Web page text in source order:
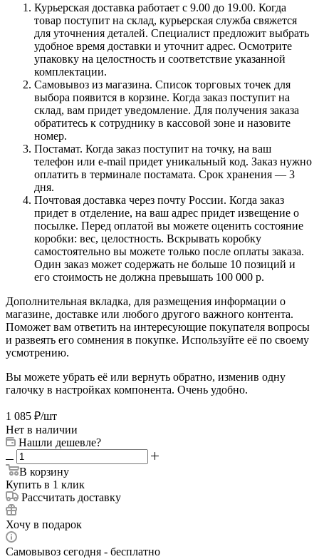
Курьерская доставка работает с 9.00 до 19.00. Когда
товар поступит на склад, курьерская служба свяжется
для уточнения деталей. Специалист предложит выбрать
удобное время доставки и уточнит адрес. Осмотрите
упаковку на целостность и соответствие указанной
комплектации.
Самовывоз из магазина. Список торговых точек для
выбора появится в корзине. Когда заказ поступит на
склад, вам придет уведомление. Для получения заказа
обратитесь к сотруднику в кассовой зоне и назовите
номер.
Постамат. Когда заказ поступит на точку, на ваш
телефон или e-mail придет уникальный код. Заказ нужно
оплатить в терминале постамата. Срок хранения — 3
дня.
Почтовая доставка через почту России. Когда заказ
придет в отделение, на ваш адрес придет извещение о
посылке. Перед оплатой вы можете оценить состояние
коробки: вес, целостность. Вскрывать коробку
самостоятельно вы можете только после оплаты заказа.
Один заказ может содержать не больше 10 позиций и
его стоимость не должна превышать 100 000 р.
Дополнительная вкладка, для размещения информации о
магазине, доставке или любого другого важного контента.
Поможет вам ответить на интересующие покупателя вопросы
и развеять его сомнения в покупке. Используйте её по своему
усмотрению.
Вы можете убрать её или вернуть обратно, изменив одну
галочку в настройках компонента. Очень удобно.
1 085 ₽/шт
Нет в наличии
Нашли дешевле?
В корзину
Купить в 1 клик
Рассчитать доставку
Хочу в подарок
Самовывоз сегодня - бесплатно